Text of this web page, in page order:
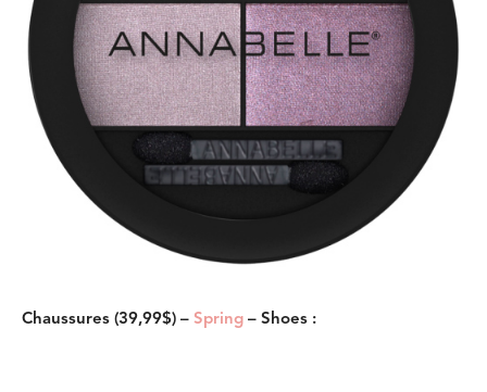
Chaussures (39,99$) – Spring – Shoes :